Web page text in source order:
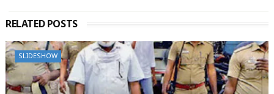
RELATED POSTS
SLIDESHOW